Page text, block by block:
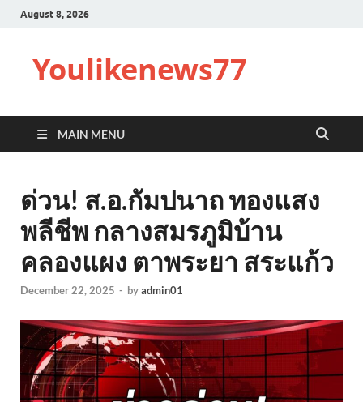
August 8, 2026
Youlikenews77
MAIN MENU
ด่วน! ส.อ.กัมปนาถ ทองแสง
พลีชีพ กลางสมรภูมิบ้าน
คลองแผง ตาพระยา สระแก้ว
December 22, 2025 - byadmin01